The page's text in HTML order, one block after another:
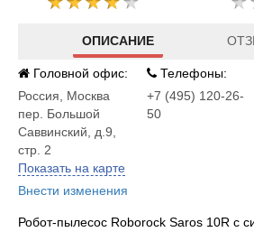
ОПИСАНИЕ
Головной офис:
Россия
Москва
пер. Большой
Саввинский, д.9,
стр. 2
Показать на карте
Внести изменения
Телефоны:
+7 (495) 120-26-
50
Робот-пылесос Roborock Saros 10R c